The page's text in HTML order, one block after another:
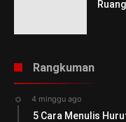
Rangkuman
4 minggu ago
5 Cara Menulis